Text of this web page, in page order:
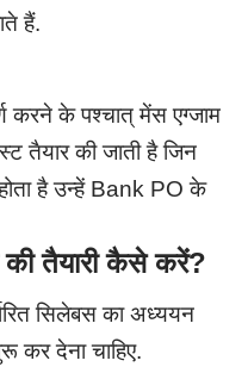
हैं.
करने के पश्चात् मेंस एग्जाम
तैयार की जाती है जिन
है उन्हें Bank PO के
की तैयारी कैसे करें?
सिलेबस का अध्ययन
कर देना चाहिए.